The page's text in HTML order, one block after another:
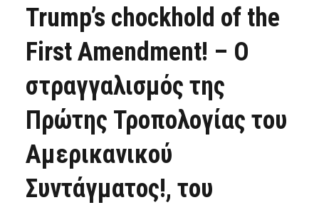
Trump’s chockhold of the
First Amendment! – Ο
στραγγαλισμός της
Πρώτης Τροπολογίας του
Αμερικανικού
Συντάγματος!, του